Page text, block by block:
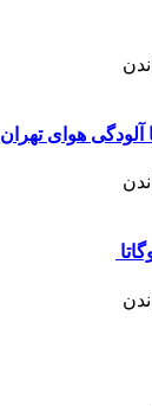
آلودگی هوای تهران